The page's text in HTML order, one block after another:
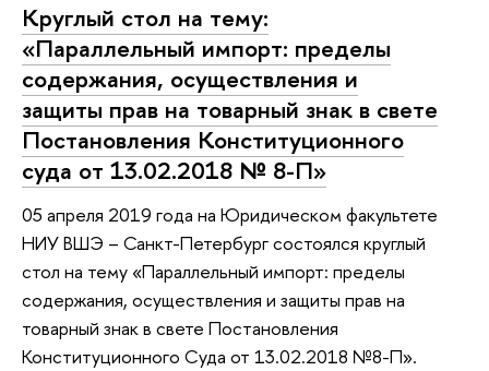
Круглый стол на тему:
«Параллельный импорт: пределы
содержания, осуществления и
защиты прав на товарный знак в свете
Постановления Конституционного
суда от 13.02.2018 № 8-П»
05 апреля 2019 года на Юридическом факультете
НИУ ВШЭ – Санкт-Петербург состоялся круглый
стол на тему «Параллельный импорт: пределы
содержания, осуществления и защиты прав на
товарный знак в свете Постановления
Конституционного Суда от 13.02.2018 №8-П».